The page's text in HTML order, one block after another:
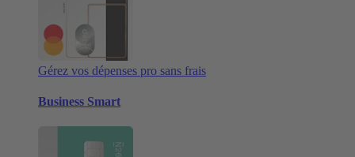
Gérez vos dépenses pro sans frais
Business Smart